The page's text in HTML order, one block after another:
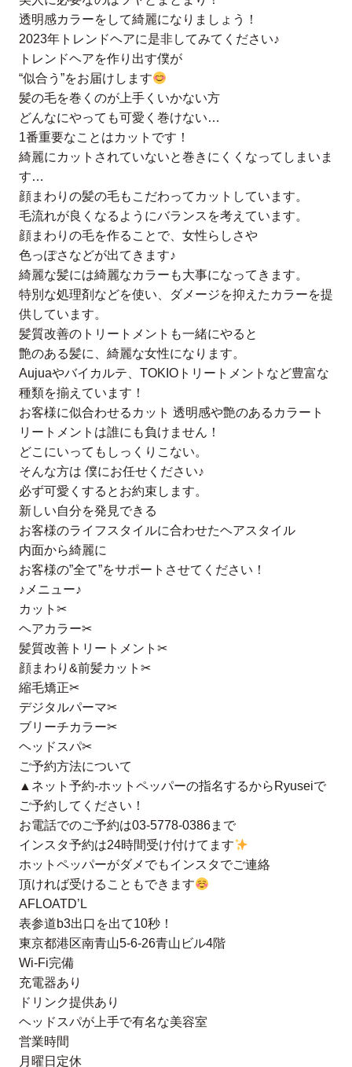
透明感カラーをして綺麗になりましょう！
2023年トレンドヘアに是非してみてください♪
トレンドヘアを作り出す僕が
“似合う”をお届けします
髪の毛を巻くのが上手くいかない方
どんなにやっても可愛く巻けない…
1番重要なことはカットです！
綺麗にカットされていないと巻きにくくなってしまいま
す…
顔まわりの髪の毛もこだわってカットしています。
毛流れが良くなるようにバランスを考えています。
顔まわりの毛を作ることで、女性らしさや
色っぽさなどが出てきます♪
綺麗な髪には綺麗なカラーも大事になってきます。
特別な処理剤などを使い、ダメージを抑えたカラーを提
供しています。
髪質改善のトリートメントも一緒にやると
艶のある髪に、綺麗な女性になります。
Aujuaやバイカルテ、TOKIOトリートメントなど豊富な
種類を揃えています！
お客様に似合わせるカット 透明感や艶のあるカラート
リートメントは誰にも負けません！
どこにいってもしっくりこない。
そんな方は 僕にお任せください♪
必ず可愛くするとお約束します。
新しい自分を発見できる
お客様のライフスタイルに合わせたヘアスタイル
内面から綺麗に
お客様の”全て”をサポートさせてください！
♪メニュー♪
カット✂︎
ヘアカラー✂︎
髪質改善トリートメント✂︎
顔まわり&前髪カット✂︎
縮毛矯正✂︎
デジタルパーマ✂︎
ブリーチカラー✂︎
ヘッドスパ✂︎
ご予約方法について
▲ネット予約-ホットペッパーの指名するからRyuseiで
ご予約してください！
お電話でのご予約は03-5778-0386まで
インスタ予約は24時間受け付けてます
ホットペッパーがダメでもインスタでご連絡
頂ければ受けることもできます
AFLOATD’L
表参道b3出口を出て10秒！
東京都港区南青山5-6-26青山ビル4階
Wi-Fi完備
充電器あり
ドリンク提供あり
ヘッドスパが上手で有名な美容室
営業時間
月曜日定休